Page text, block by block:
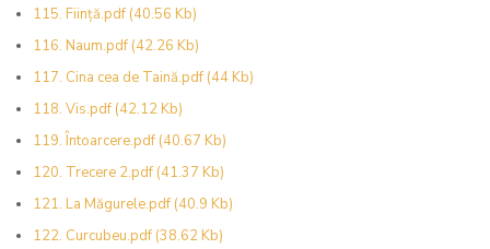
115. Ființă.pdf (40.56 Kb)
116. Naum.pdf (42.26 Kb)
117. Cina cea de Taină.pdf (44 Kb)
118. Vis.pdf (42.12 Kb)
119. Întoarcere.pdf (40.67 Kb)
120. Trecere 2.pdf (41.37 Kb)
121. La Măgurele.pdf (40.9 Kb)
122. Curcubeu.pdf (38.62 Kb)